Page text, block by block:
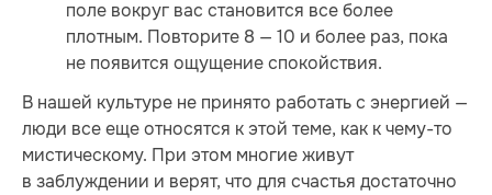
поле вокруг вас становится все более
плотным. Повторите 8 — 10 и более раз, пока
не появится ощущение спокойствия.
В нашей культуре не принято работать с энергией —
люди все еще относятся к этой теме, как к чему-то
мистическому. При этом многие живут
в заблуждении и верят, что для счастья достаточно